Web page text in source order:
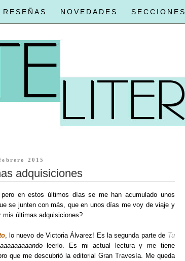
RESEÑAS NOVEDADES SECCIONES
2015
adquisiciones
, pero en estos últimos días se me han acumulado unos
se junten con más, que en unos días me voy de viaje y
mis últimas adquisiciones?
, lo nuevo de Victoria Álvarez! Es la segunda parte de Tu
leerlo. Es mi actual lectura y me tiene
que me descubrió la editorial Gran Travesía. Me queda